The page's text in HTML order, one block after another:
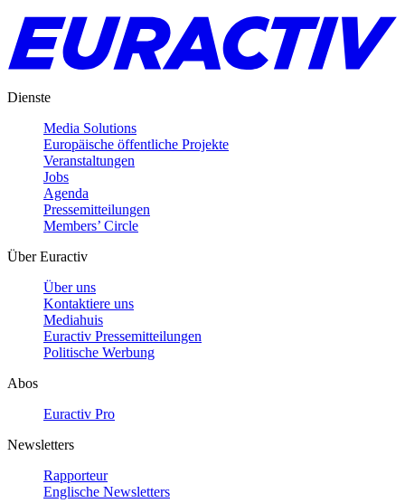
Dienste
Media Solutions
Europäische öffentliche Projekte
Veranstaltungen
Jobs
Agenda
Pressemitteilungen
Members’ Circle
Über Euractiv
Über uns
Kontaktiere uns
Mediahuis
Euractiv Pressemitteilungen
Politische Werbung
Abos
Euractiv Pro
Newsletters
Rapporteur
Englische Newsletters